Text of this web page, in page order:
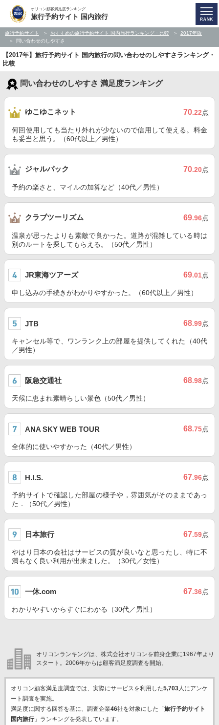
オリコン顧客満足度ランキング
旅行予約サイト 国内旅行
旅行予約サイト おすすめの旅行予約サイト 国内旅行ランキング・比較
2017年版
問い合わせのしやすさ
【2017年】旅行予約サイト 国内旅行の問い合わせのしやすさランキング・
比較
問い合わせのしやすさ 満足度ランキング
ゆこゆこネット 70.22点
何回使用しても当たり外れが少ないので信用して使える。料金
も妥当と思う。（60代以上／男性）
ジャルパック 70.20点
予約の楽さと、マイルの加算など（40代／男性）
クラブツーリズム 69.96点
温泉が思ったよりも素敵で良かった。道路が混雑している時は
別のルートを探してもらえる。（50代／男性）
JR東海ツアーズ 69.01点
申し込みの手続きがわかりやすかった。（60代以上／男性）
JTB 68.99点
キャンセル等で、ワンランク上の部屋を提供してくれた（40代
／男性）
阪急交通社 68.98点
天候に恵まれ素晴らしい景色（50代／男性）
ANA SKY WEB TOUR 68.75点
全体的に使いやすかった（40代／男性）
H.I.S. 67.96点
予約サイトで確認した部屋の様子や，雰囲気がそのままであっ
た．（50代／男性）
日本旅行 67.59点
やはり日本の会社はサービスの質が良いなと思ったし、特に不
満もなく良い利用が出来ました。（30代／女性）
一休.com 67.36点
わかりやすいからすぐにわかる（30代／男性）
オリコンランキングは、株式会社オリコンを前身企業に1967年より
スタート。2006年からは顧客満足度調査を開始。
オリコン顧客満足度調査では、実際にサービスを利用した5,703人にアンケ
ート調査を実施。
満足度に関する回答を基に、調査企業46社を対象にした「 旅行予約サイト
国内旅行」ランキングを発表しています。